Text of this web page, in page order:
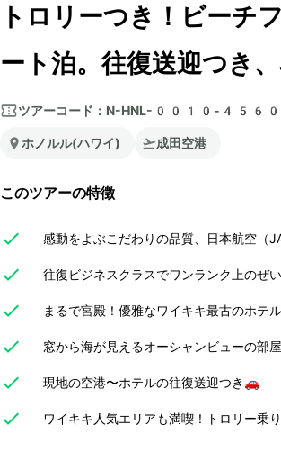
トロリーつき！ビーチ
ート泊。往復送迎つき
ツアーコード： N-HNL-0010-4560
ホノルル(ハワイ) 成田空港
このツアーの特徴
感動をよぶこだわりの品質、日本航空（
往復ビジネスクラスでワンランク上のぜ
まるで宮殿！優雅なワイキキ最古のホテ
窓から海が見えるオーシャンビューの部
現地の空港〜ホテルの往復送迎つき🚗
ワイキキ人気エリアも満喫！トロリー乗